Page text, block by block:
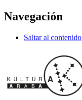
Navegación
Saltar al contenido